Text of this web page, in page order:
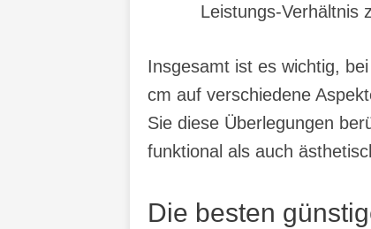
Leistungs-Verhältnis
Insgesamt ist es wichtig,
cm auf verschiedene
Sie diese Überlegungen
funktional als auch
Die besten